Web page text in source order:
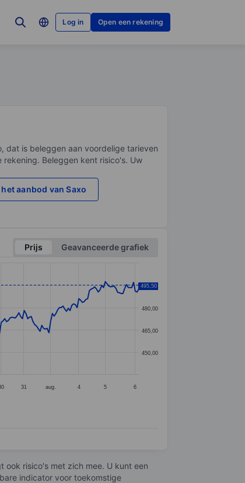
Log in Open een rekening
dat is beleggen aan voordelige tarieven
Beleggen kent risico's. Uw
aanbod van Saxo
Prijs
Geavanceerde grafiek
31 aug. 4 5 6
450,00
465,00
480,00
495,00
495,50
ook risico's met zich mee. U kunt een
indicator voor toekomstige